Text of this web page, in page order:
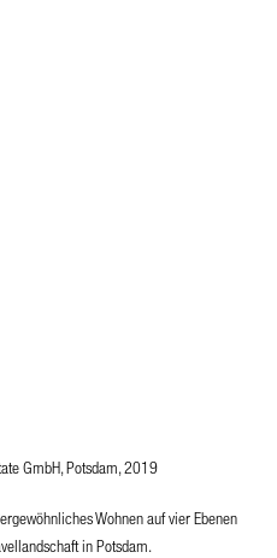
GmbH, Potsdam, 2019
Wohnen auf vier Ebenen
in Potsdam.